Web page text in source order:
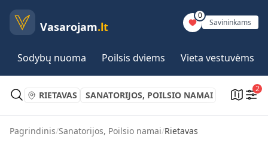
Vasarojam.lt
0
Savininkams
Sodybų nuoma Poilsis dviems Vieta vestuvėms
RIETAVAS SANATORIJOS, POILSIO NAMAI
2
Pagrindinis/Sanatorijos, Poilsio namai/Rietavas